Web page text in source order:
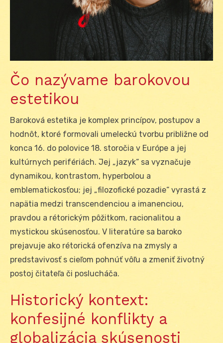
Čo nazývame barokovou
estetikou
Baroková estetika je komplex princípov, postupov a
hodnôt, ktoré formovali umeleckú tvorbu približne od
konca 16. do polovice 18. storočia v Európe a jej
kultúrnych perifériách. Jej „jazyk“ sa vyznačuje
dynamikou, kontrastom, hyperbolou a
emblematickosťou; jej „filozofické pozadie“ vyrastá z
napätia medzi transcendenciou a imanenciou,
pravdou a rétorickým pôžitkom, racionalitou a
mystickou skúsenosťou. V literatúre sa baroko
prejavuje ako rétorická ofenzíva na zmysly a
predstavivosť s cieľom pohnúť vôľu a zmeniť životný
postoj čitateľa či poslucháča.
Historický kontext:
konfesijné konflikty a
globalizácia skúsenosti